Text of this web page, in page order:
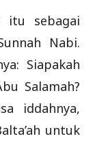
itu sebagai
Nabi.
Siapakah
Salamah?
iddahnya,
untuk